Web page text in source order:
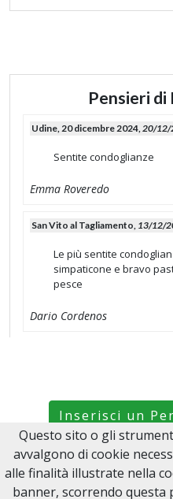
Pensieri di
Udine, 20 dicembre 2024,20/12/
Sentite condoglianze
Emma Roveredo
San Vito al Tagliamento, 13/12/
Le più sentite
simpaticone e bravo
pesce
Dario Cordenos
G .Perin
Vajont ,
Le mie più sentite
Inserisci un
Ricordami
Questo sito o gli
avvalgono di cookie
alle finalità illustrate nella
banner, scorrendo questa